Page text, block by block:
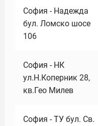
София - Надежда
бул. Ломско шосе
106
София - НК
ул.Н.Коперник 28,
кв.Гео Милев
София - ТУ бул. Св.